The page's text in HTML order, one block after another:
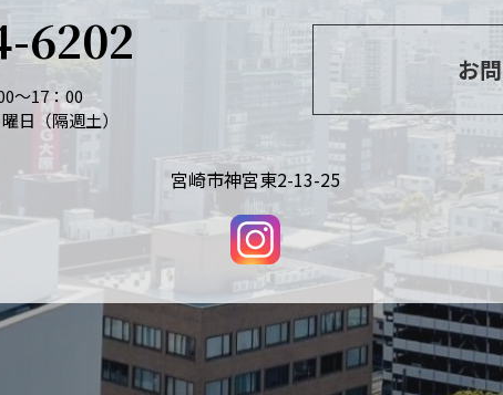
6202
～17：00
日（隔週土）
お
宮崎市神宮東2-13-25